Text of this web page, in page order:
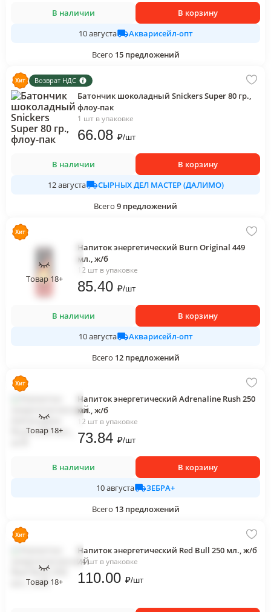
В наличии
В корзину
10 августа
Акварисейл-опт
Всего 15 предложений
Возврат НДС
Батончик шоколадный Snickers Super 80 гр.,
флоу-пак
1 шт в упаковке
66.08 ₽/шт
В наличии
В корзину
12 августа
СЫРНЫХ ДЕЛ МАСТЕР (ДАЛИМО)
Всего 9 предложений
Товар 18+
Напиток энергетический Burn Original 449
мл., ж/б
12 шт в упаковке
85.40 ₽/шт
В наличии
В корзину
10 августа
Акварисейл-опт
Всего 12 предложений
Товар 18+
Напиток энергетический Adrenaline Rush 250
мл., ж/б
12 шт в упаковке
73.84 ₽/шт
В наличии
В корзину
10 августа
ЗЕБРА+
Всего 13 предложений
Товар 18+
Напиток энергетический Red Bull 250 мл., ж/б
24 шт в упаковке
110.00 ₽/шт